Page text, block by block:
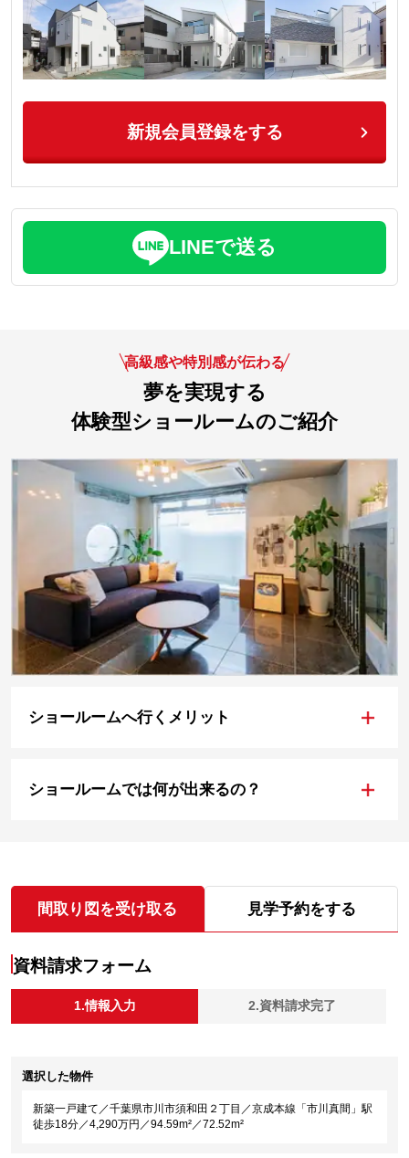
新規会員登録をする
LINEで送る
高級感や特別感が伝わる
夢を実現する
体験型ショールームのご紹介
ショールームへ行くメリット +
ショールームでは何が出来るの？ +
間取り図を受け取る 見学予約をする
資料請求フォーム
1.情報入力 2.資料請求完了
選択した物件
新築一戸建て／千葉県市川市須和田２丁目／京成本線「市川真間」駅
徒歩18分／4,290万円／94.59m²／72.52m²